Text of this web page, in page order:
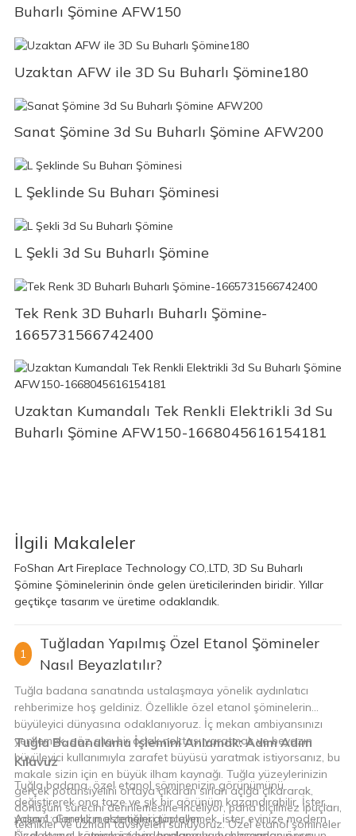
Buharlı Şömine AFW150
Uzaktan AFW ile 3D Su Buharlı Şömine180
Sanat Şömine 3d Su Buharlı Şömine AFW200
L Şeklinde Su Buharı Şöminesi
L Şekli 3d Su Buharlı Şömine
Tek Renk 3D Buharlı Buharlı Şömine-
1665731566742400
Uzaktan Kumandalı Tek Renkli Elektrikli 3d Su
Buharlı Şömine AFW150-1668045616154181
İlgili Makaleler
FoShan Art Fireplace Technology CO,.LTD, 3D Su Buharlı
Şömine Şöminelerinin önde gelen üreticilerinden biridir. Yıllar
geçtikçe tasarım ve üretime odaklandık.
1
Tuğladan Yapılmış Özel Etanol Şömineler
Nasıl Beyazlatılır?
Tuğla badana sanatında ustalaşmaya yönelik aydınlatıcı
rehberimize hoş geldiniz. Özellikle özel etanol şöminelerin
büyüleyici dünyasına odaklanıyoruz. İç mekan ambiyansınızı
yenilemek, göz alıcı bir odak noktası yaratmak ve beyazın
büyüleyici kullanımıyla zarafet büyüsü yaratmak istiyorsanız, bu
makale sizin için en büyük ilham kaynağı. Tuğla yüzeylerinizin
gerçek potansiyelini ortaya çıkaran sırları açığa çıkararak,
dönüşüm sürecini derinlemesine inceliyor, paha biçilmez ipuçları,
teknikler ve uzman tavsiyeleri sunuyoruz. Özel etanol şömineler
Tuğla Badanalama İşlemini Anlamak: Adım Adım
Kılavuz
Tuğla badana, özel etanol şöminenizin görünümünü
değiştirerek ona taze ve şık bir görünüm kazandırabilir. İster
yaşam alanınızın estetiğini güncellemek, ister evinize modern
Adım 1: Gerekli malzemeleri toplayın